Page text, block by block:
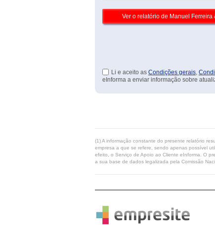
Li e aceito as Condições gerais,
eInforma a enviar informação sobre
(1) A informação constante do presente relatório
empresa a que se refere, sendo apenas possível
efeito, o Serviço de Apoio ao Cliente eInforma. O
a sua base de dados legalizada pela Comissão